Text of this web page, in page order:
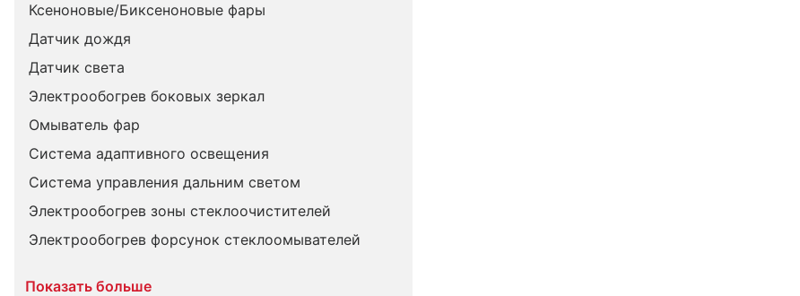
Ксеноновые/Биксеноновые фары
Датчик дождя
Датчик света
Электрообогрев боковых зеркал
Омыватель фар
Система адаптивного освещения
Система управления дальним светом
Электрообогрев зоны стеклоочистителей
Электрообогрев форсунок стеклоомывателей
Показать больше